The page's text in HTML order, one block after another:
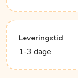
Leveringstid
1-3 dage